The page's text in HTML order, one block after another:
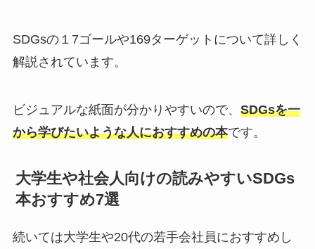
SDGsの１7ゴールや169ターゲットについて詳しく
解説されています。
ビジュアルな紙面が分かりやすいので、 SDGsを一
から学びたいような人におすすめの本です。
大学生や社会人向けの読みやすいSDGs
本おすすめ7選
続いては大学生や20代の若手会社員におすすめし